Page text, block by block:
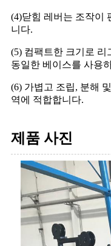
(4)닫힘 레버는 조작이
니다.
(5) 컴팩트한 크기로 리
동일한 베이스를 사용
(6) 가볍고 조립, 분해
역에 적합합니다.
제품 사진